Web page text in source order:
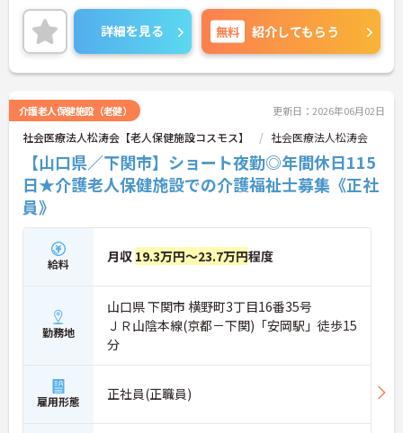
理なくご勤務いただけます♪ご興味のある方には、
面接対策ポイントなど、さらに詳細をお話しいたし
ますのでお気軽にご相談ください！
詳細を見る 無料 紹介してもらう
介護老人保健施設（老健） 更新日：2026年06月02日
社会医療法人松涛会【老人保健施設コスモス】 社会医療法人松涛会
【山口県／下関市】ショート夜勤◎年間休日115
日★介護老人保健施設での介護福祉士募集《正社
員》
給料 月収 19.3万円～23.7万円程度
勤務地
山口県 下関市 横野町3丁目16番35号
ＪＲ山陰本線(京都－下関)「安岡駅」徒歩15
分
雇用形態 正社員(正職員)